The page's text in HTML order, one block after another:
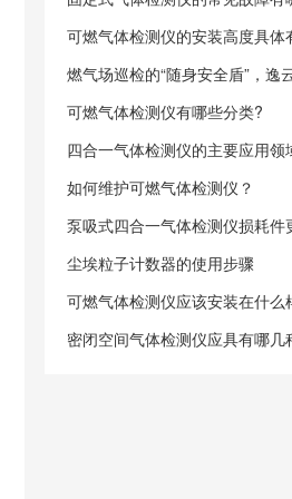
可燃气体检测仪的安装高度具体
可燃气体检测仪有哪些分类?
四合一气体检测仪的主要应用领
如何维护可燃气体检测仪？
泵吸式四合一气体检测仪损耗件
尘埃粒子计数器的使用步骤
可燃气体检测仪应该安装在什么
密闭空间气体检测仪应具有哪几